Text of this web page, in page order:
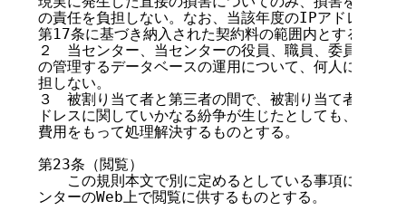
の責任を負担しない。なお、当該年度のIPアドレス維
第17条に基づき納入された契約料の範囲内とする。
２　当センター、当センターの役員、職員、委員その
の管理するデータベースの運用について、何人に対し
担しない。
３　被割り当て者と第三者の間で、被割り当て者が割
ドレスに関していかなる紛争が生じたとしても、被割
費用をもって処理解決するものとする。
第23条（閲覧）
この規則本文で別に定めるとしている事項について
ンターのWeb上で閲覧に供するものとする。